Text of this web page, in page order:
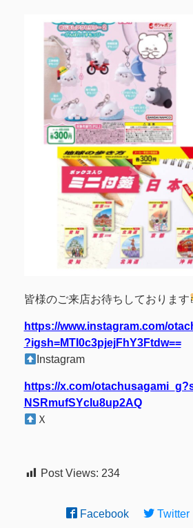
皆様のご来店お待ちしております
https://www.instagram.com/
?igsh=MTI0c3pjejFhY3Ftdw==
Instagram
https://x.com/
NSRmufSYcIu8up2AQ
Ｘ
Post Views: 234
Facebook Twitter